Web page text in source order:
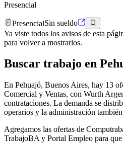
Presencial
PresencialSin sueldo
Ya viste todos los avisos de esta
para volver a mostrarlos.
Buscar trabajo en
En Pehuajó, Buenos Aires, hay 13
Comercial y Ventas, con Wurth
contrataciones. La demanda se
operarios y la administración
Agregamos las ofertas de
TrabajoBA y Portal Empleo para